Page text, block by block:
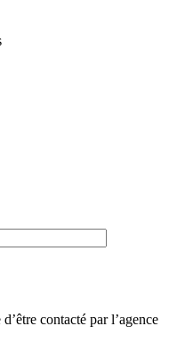
d’être contacté par l’agence